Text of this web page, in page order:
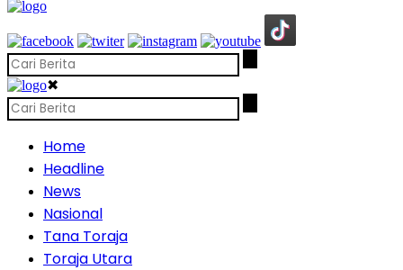
✖
Home
Headline
News
Nasional
Tana Toraja
Toraja Utara